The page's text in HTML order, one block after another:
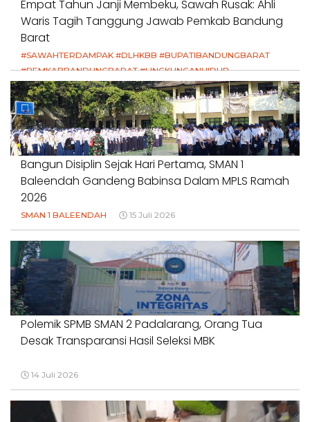
Empat Tahun Janji Membeku, Sawah Rusak: Ahli
Waris Tagih Tanggung Jawab Pemkab Bandung
Barat
#SAWAHTERDAMPAK #DLHKBB #BUPATIBANDUNGBARAT
#PEMKABBANDUNGBARAT #LINGKUNGANHIDUP
#HAKPETANI #KEADILANUNTUKPETANI
#NORMALISASISALURAN #IRIGASIRUSAK
#DUGAANPENCEMARAN #AKUNTABILITASPEMERINTAH
18 Juli 2026
Bangun Disiplin Sejak Hari Pertama, SMAN 1
Baleendah Gandeng Babinsa Dalam MPLS Ramah
2026
SMAN 1 BALEENDAH 15 Juli 2026
Polemik SPMB SMAN 2 Padalarang, Orang Tua
Desak Transparansi Hasil Seleksi MBK
14 Juli 2026